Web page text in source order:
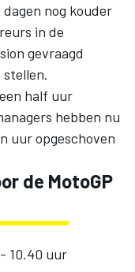
nog kouder
in de
gevraagd
stellen.
half uur
hebben nu
uur opgeschoven
de MotoGP
10.40 uur